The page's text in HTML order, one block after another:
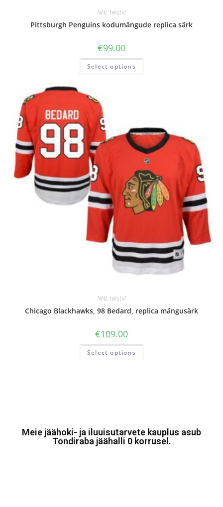
NHL tekstiil
Pittsburgh Penguins kodumängude replica särk
€99.00
Select options
NHL tekstiil
Chicago Blackhawks, 98 Bedard, replica mängusärk
€109.00
Select options
Meie jäähoki- ja iluuisutarvete kauplus asub
Tondiraba jäähalli 0 korrusel.